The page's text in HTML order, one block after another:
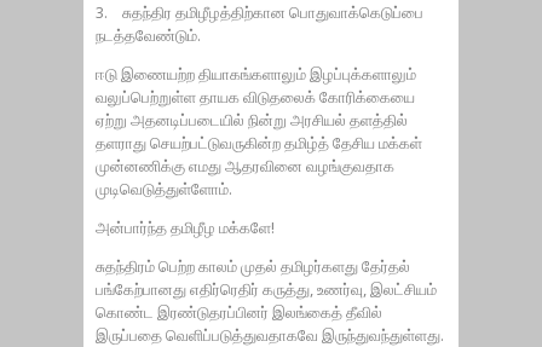
3. சுதந்திர தமிழீழத்திற்கான பொதுவாக்கெடுப்பை
நடத்தவேண்டும்.
ஈடு இணையற்ற தியாகங்களாலும் இழப்புக்களாலும்
வலுப்பெற்றுள்ள தாயக விடுதலைக் கோரிக்கையை
ஏற்று அதனடிப்படையில் நின்று அரசியல் தளத்தில்
தளராது செயற்பட்டுவருகின்ற தமிழ்த் தேசிய மக்கள்
முன்னணிக்கு எமது ஆதரவினை வழங்குவதாக
முடிவெடுத்துள்ளோம்.
அன்பார்ந்த தமிழீழ மக்களே!
சுதந்திரம் பெற்ற காலம் முதல் தமிழர்களது தேர்தல்
பங்கேற்பானது எதிர்ரெதிர் கருத்து, உணர்வு, இலட்சியம்
கொண்ட இரண்டுதரப்பினர் இலங்கைத் தீவில்
இருப்பதை வெளிப்படுத்துவதாகவே இருந்துவந்துள்ளது.